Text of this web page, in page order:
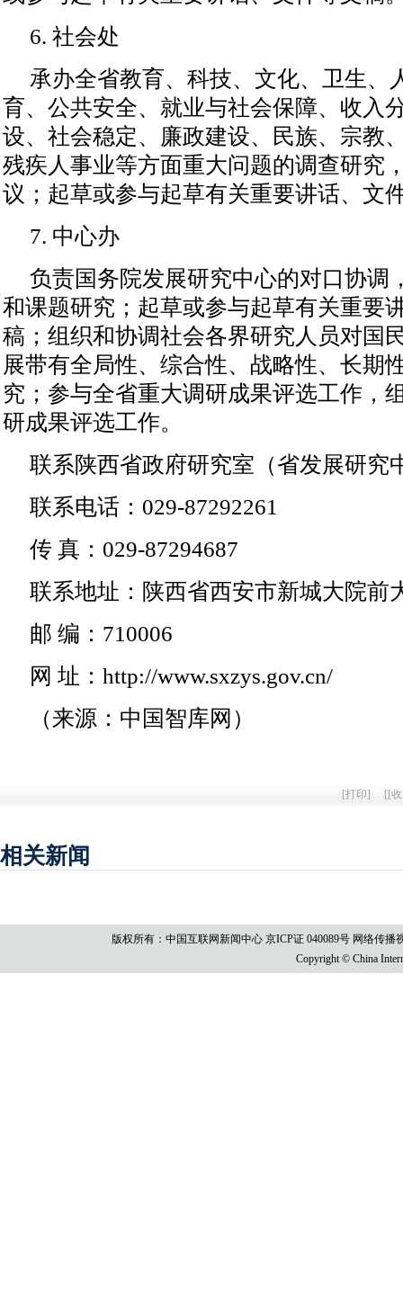
6. 社会处
承办全省教育、科技、文化、卫生、
育、公共安全、就业与社会保障、收入
设、社会稳定、廉政建设、民族、宗教
残疾人事业等方面重大问题的调查研究
议；起草或参与起草有关重要讲话、文
7. 中心办
负责国务院发展研究中心的对口协调
和课题研究；起草或参与起草有关重要
稿；组织和协调社会各界研究人员对国
展带有全局性、综合性、战略性、长期
究；参与全省重大调研成果评选工作，
研成果评选工作。
联系陕西省政府研究室（省发展研究
联系电话：029-87292261
传 真：029-87294687
联系地址：陕西省西安市新城大院前
邮 编：710006
网 址：http://www.sxzys.gov.cn/
（来源：中国智库网）
[打印] [[
相关新闻
版权所有：中国互联网新闻中心 京ICP证 040089号 网络传播
Copyright © China